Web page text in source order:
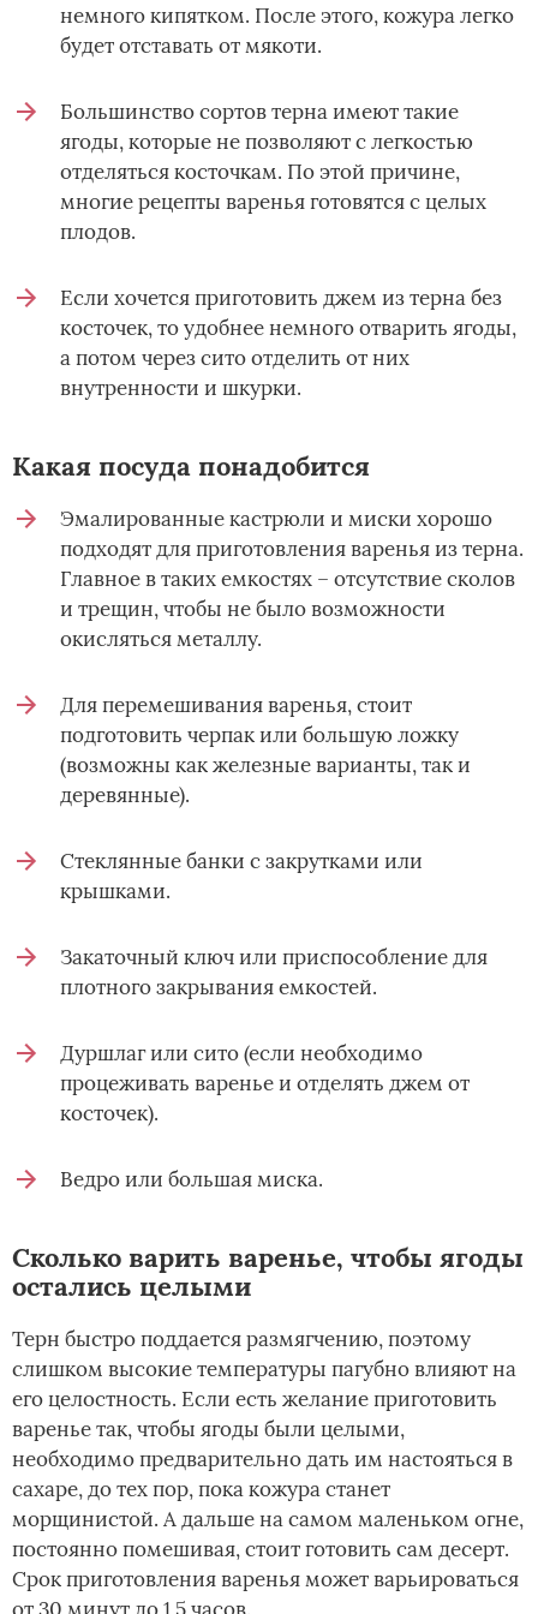
немного кипятком. После этого, кожура легко
будет отставать от мякоти.
Большинство сортов терна имеют такие
ягоды, которые не позволяют с легкостью
отделяться косточкам. По этой причине,
многие рецепты варенья готовятся с целых
плодов.
Если хочется приготовить джем из терна без
косточек, то удобнее немного отварить ягоды,
а потом через сито отделить от них
внутренности и шкурки.
Какая посуда понадобится
Эмалированные кастрюли и миски хорошо
подходят для приготовления варенья из терна.
Главное в таких емкостях – отсутствие сколов
и трещин, чтобы не было возможности
окисляться металлу.
Для перемешивания варенья, стоит
подготовить черпак или большую ложку
(возможны как железные варианты, так и
деревянные).
Стеклянные банки с закрутками или
крышками.
Закаточный ключ или приспособление для
плотного закрывания емкостей.
Дуршлаг или сито (если необходимо
процеживать варенье и отделять джем от
косточек).
Ведро или большая миска.
Сколько варить варенье, чтобы ягоды
остались целыми
Терн быстро поддается размягчению, поэтому
слишком высокие температуры пагубно влияют на
его целостность. Если есть желание приготовить
варенье так, чтобы ягоды были целыми,
необходимо предварительно дать им настояться в
сахаре, до тех пор, пока кожура станет
морщинистой. А дальше на самом маленьком огне,
постоянно помешивая, стоит готовить сам десерт.
Срок приготовления варенья может варьироваться